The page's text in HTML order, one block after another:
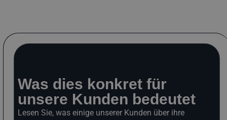
Was dies konkret für
unsere Kunden bedeutet
Lesen Sie, was einige unserer Kunden über ihre